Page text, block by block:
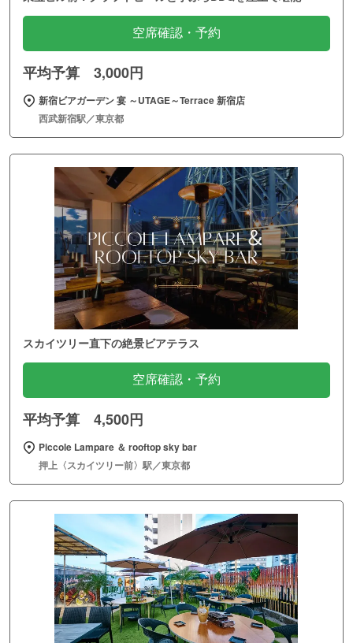
空席確認・予約
平均予算 3,000円
新宿ビアガーデン 宴 ～UTAGE～Terrace 新宿店
西武新宿駅／東京都
スカイツリー直下の絶景ビアテラス
空席確認・予約
平均予算 4,500円
Piccole Lampare ＆ rooftop sky bar
押上〈スカイツリー前〉駅／東京都